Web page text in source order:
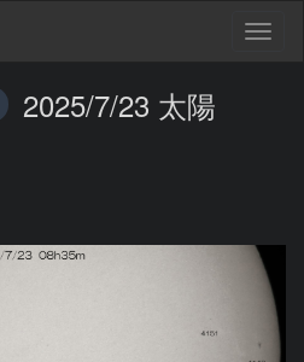
2025/7/23 太陽